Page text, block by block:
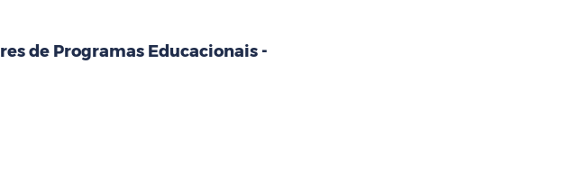
de Programas Educacionais -